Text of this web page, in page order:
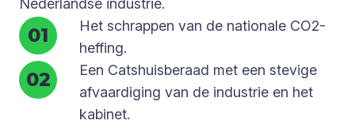
Nederlandse industrie.
Het schrappen van de nationale CO2-
heffing.
Een Catshuisberaad met een stevige
afvaardiging van de industrie en het
kabinet.